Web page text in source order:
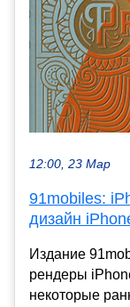
12:00, 23 Мар
91mobiles:
дизайн
Издание
рендеры
некоторые